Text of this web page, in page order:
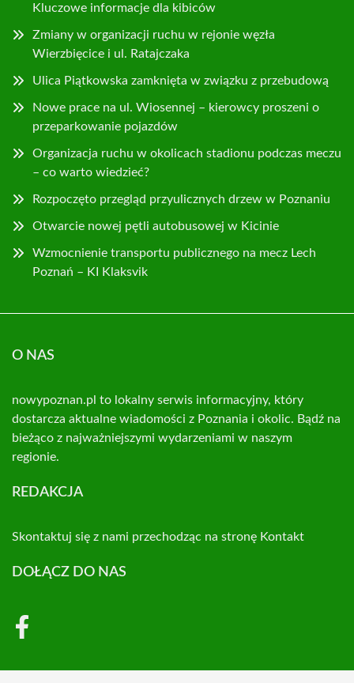
Kluczowe informacje dla kibiców
Zmiany w organizacji ruchu w rejonie węzła
Wierzbięcice i ul. Ratajczaka
Ulica Piątkowska zamknięta w związku z przebudową
Nowe prace na ul. Wiosennej – kierowcy proszeni o
przeparkowanie pojazdów
Organizacja ruchu w okolicach stadionu podczas meczu
– co warto wiedzieć?
Rozpoczęto przegląd przyulicznych drzew w Poznaniu
Otwarcie nowej pętli autobusowej w Kicinie
Wzmocnienie transportu publicznego na mecz Lech
Poznań – KI Klaksvik
O NAS
nowypoznan.pl to lokalny serwis informacyjny, który
dostarcza aktualne wiadomości z Poznania i okolic. Bądź na
bieżąco z najważniejszymi wydarzeniami w naszym
regionie.
REDAKCJA
Skontaktuj się z nami przechodząc na stronę Kontakt
DOŁĄCZ DO NAS